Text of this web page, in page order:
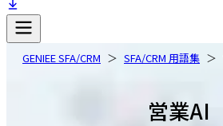
GENIEE SFA/CRM SFA/CRM 用語集
営業AI